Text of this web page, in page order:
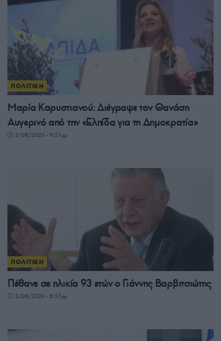
ΠΟΛΙΤΙΚΗ
Μαρία Καρυστιανού: Διέγραψε τον Θανάση
Αυγερινό από την «Ελπίδα για τη Δημοκρατία»
2/08/2026 - 9:21μμ
ΠΟΛΙΤΙΚΗ
Πέθανε σε ηλικία 93 ετών ο Γιάννης Βαρβιτσιώτης
2/08/2026 - 8:57μμ